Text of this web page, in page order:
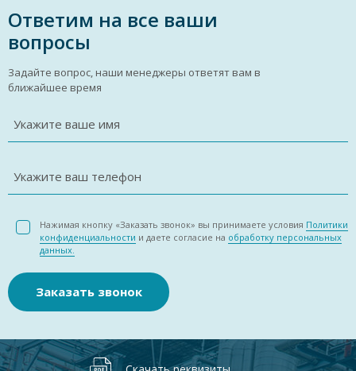
Ответим на все ваши
вопросы
Задайте вопрос, наши менеджеры ответят вам в
ближайшее время
Укажите ваше имя
Укажите ваш телефон
Нажимая кнопку «Заказать звонок» вы принимаете условия Политики
конфиденциальности и даете согласие на обработку персональных
данных.
Заказать звонок